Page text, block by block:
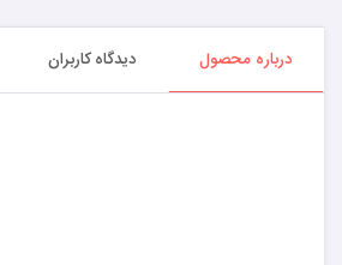
درباره محصول دیدگاه کاربران